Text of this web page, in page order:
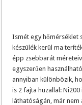
Ismét egy hőmérséklet
készülék kerül ma
épp zsebbarát
egyszerűen
annyiban különbözik,
is 2 fajta huzallal:
láthatóságán, már nem